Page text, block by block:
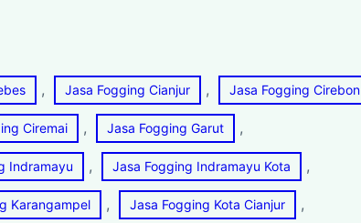
, Jasa Fogging Cianjur , Jasa Fogging Cirebon
Ciremai , Jasa Fogging Garut ,
Indramayu , Jasa Fogging Indramayu Kota ,
Karangampel , Jasa Fogging Kota Cianjur ,